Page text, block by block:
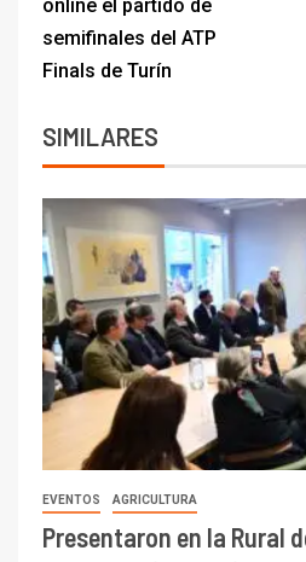
EVENTOS AGRICULTURA
Presentaron en la Rural
Conferencia Mundial de
Soja 2027